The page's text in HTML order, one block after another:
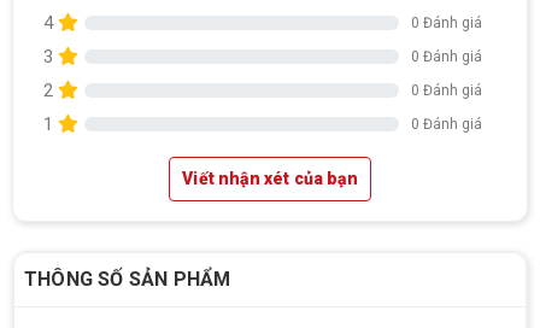
4
0 Đánh giá
3 0 Đánh giá
2 0 Đánh giá
1 0 Đánh giá
Viết nhận xét của bạn
THÔNG SỐ SẢN PHẨM